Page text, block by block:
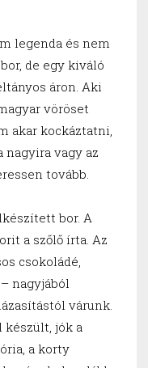
legenda és nem
de egy kiváló
áron. Aki
vöröset
akar kockáztatni,
vagy az
tovább.
bor. A
a szőlő írta. Az
csokoládé,
nagyjából
várunk.
készült, jók a
a korty